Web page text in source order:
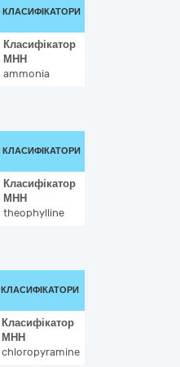
КЛАСИФІКАТОРИ
Класифікатор
МНН
ammonia
КЛАСИФІКАТОРИ
Класифікатор
МНН
theophylline
КЛАСИФІКАТОРИ
Класифікатор
МНН
chloropyramine